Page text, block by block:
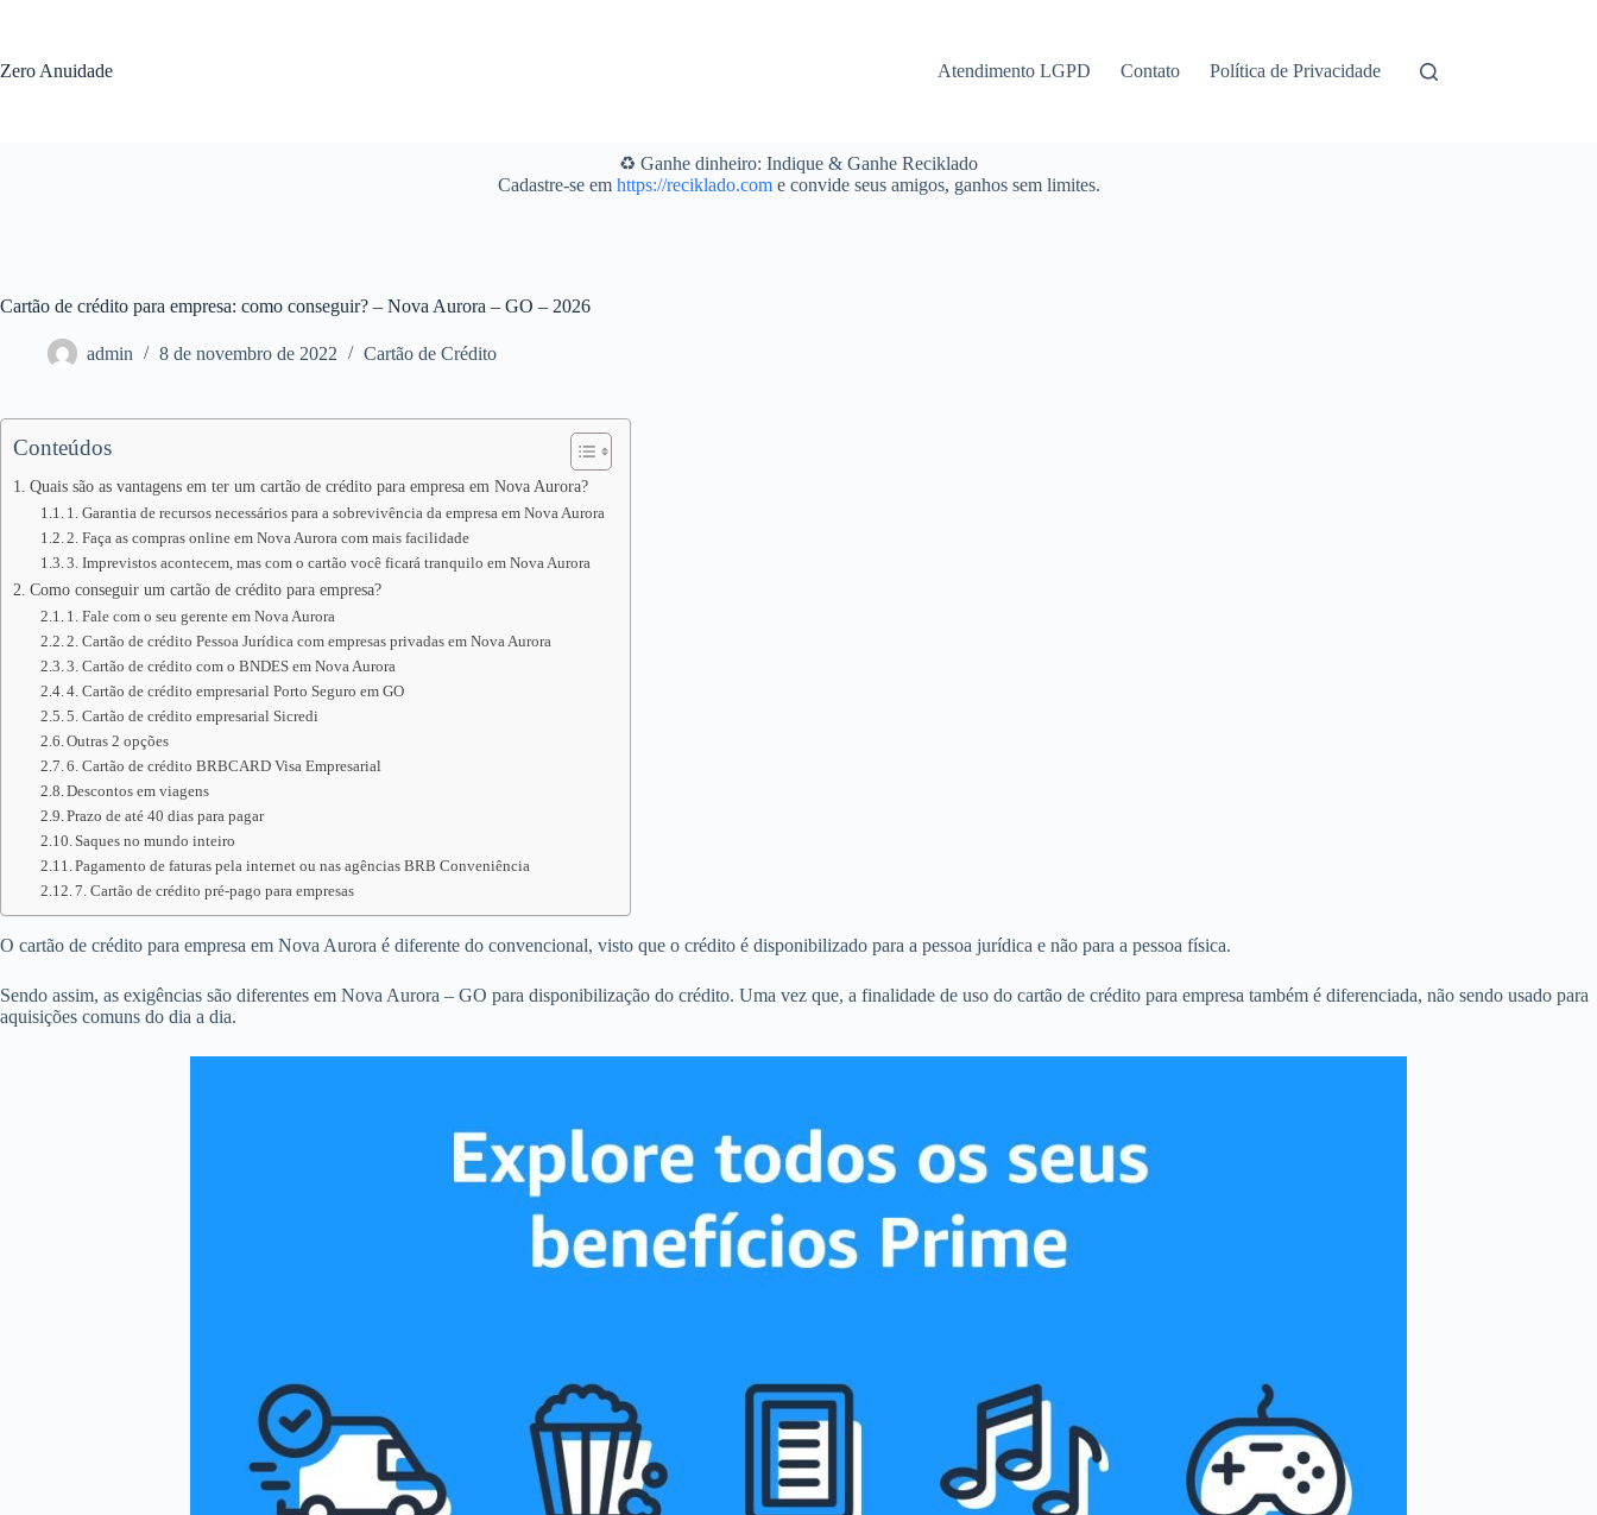
conteúdo
Zero Anuidade Atendimento LGPD Contato Política de Privacidade
♻️ Ganhe dinheiro: Indique & Ganhe Reciklado
Cadastre-se em https://reciklado.come convide seus amigos, ganhos sem limites.
Cartão de crédito para empresa: como conseguir? – Nova Aurora – GO – 2026
admin 8 de novembro de 2022 Cartão de Crédito
Conteúdos
Quais são as vantagens em ter um cartão de crédito para empresa em Nova Aurora?
1. Garantia de recursos necessários para a sobrevivência da empresa em Nova Aurora
2. Faça as compras online em Nova Aurora com mais facilidade
3. Imprevistos acontecem, mas com o cartão você ficará tranquilo em Nova Aurora
Como conseguir um cartão de crédito para empresa?
1. Fale com o seu gerente em Nova Aurora
2. Cartão de crédito Pessoa Jurídica com empresas privadas em Nova Aurora
3. Cartão de crédito com o BNDES em Nova Aurora
4. Cartão de crédito empresarial Porto Seguro em GO
5. Cartão de crédito empresarial Sicredi
Outras 2 opções
6. Cartão de crédito BRBCARD Visa Empresarial
Descontos em viagens
Prazo de até 40 dias para pagar
Saques no mundo inteiro
Pagamento de faturas pela internet ou nas agências BRB Conveniência
7. Cartão de crédito pré-pago para empresas
O cartão de crédito para empresa em Nova Aurora é diferente do convencional, visto que o crédito é disponibilizado para a pessoa jurídica e não para a pessoa física.
Sendo assim, as exigências são diferentes em Nova Aurora – GO para disponibilização do crédito. Uma vez que, a finalidade de uso do cartão de crédito para empresa também é diferenciada, não sendo usado para
aquisições comuns do dia a dia.